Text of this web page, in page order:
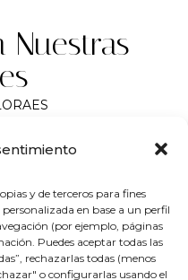
y de terceros para fines
en base a un perfil
(por ejemplo, páginas
Puedes aceptar todas las
rechazarlas todas (menos
o configurarlas usando el
Nuestras